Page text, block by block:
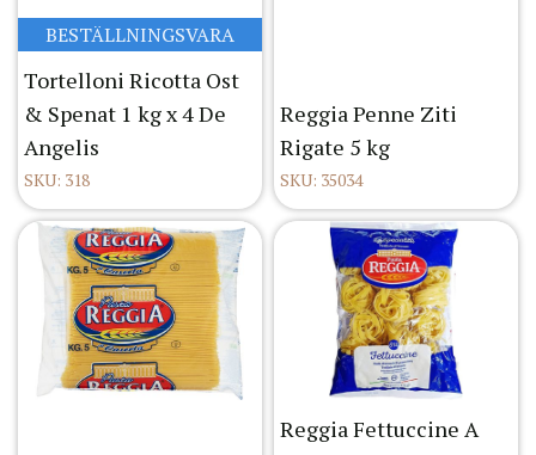
BESTÄLLNINGSVARA
Tortelloni Ricotta Ost
& Spenat 1 kg x 4 De
Angelis
SKU: 318
Reggia Penne Ziti
Rigate 5 kg
SKU: 35034
Reggia Fettuccine A